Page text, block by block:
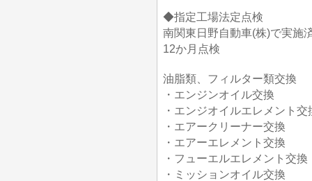
◆指定工場法定点検
南関東日野自動車(株)で実施
12か月点検
油脂類、フィルター類交換
・エンジンオイル交換
・エンジオイルエレメント交
・エアークリーナー交換
・エアーエレメント交換
・フューエルエレメント交換
・ミッションオイル交換